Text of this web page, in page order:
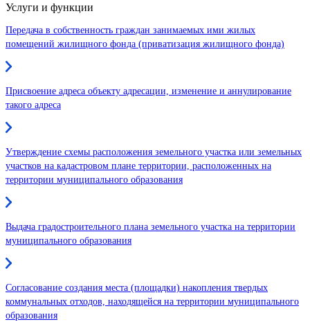
Услуги и функции
Передача в собственность граждан занимаемых ими жилых
помещений жилищного фонда (приватизация жилищного фонда)
Присвоение адреса объекту адресации, изменение и аннулирование
такого адреса
Утверждение схемы расположения земельного участка или земельных
участков на кадастровом плане территории, расположенных на
территории муниципального образования
Выдача градостроительного плана земельного участка на территории
муниципального образования
Согласование создания места (площадки) накопления твердых
коммунальных отходов, находящейся на территории муниципального
образования